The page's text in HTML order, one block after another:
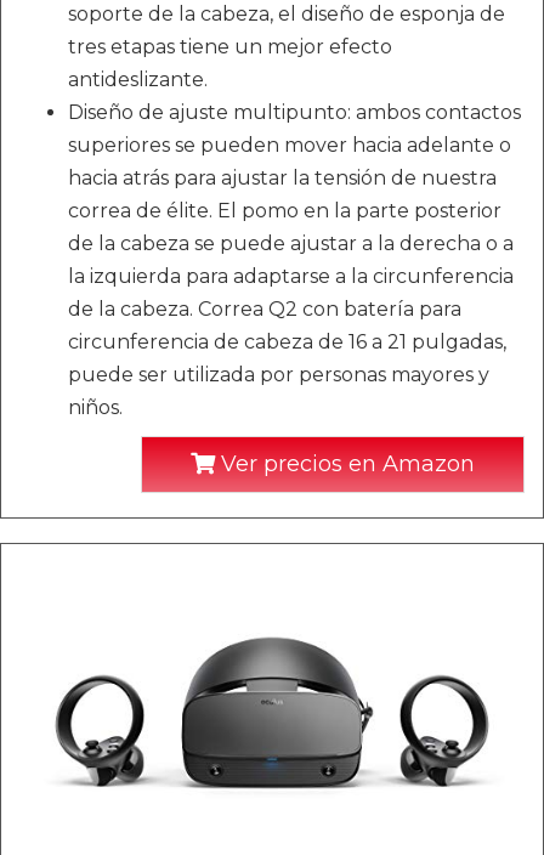
soporte de la cabeza, el diseño de esponja de
tres etapas tiene un mejor efecto
antideslizante.
Diseño de ajuste multipunto: ambos contactos
superiores se pueden mover hacia adelante o
hacia atrás para ajustar la tensión de nuestra
correa de élite. El pomo en la parte posterior
de la cabeza se puede ajustar a la derecha o a
la izquierda para adaptarse a la circunferencia
de la cabeza. Correa Q2 con batería para
circunferencia de cabeza de 16 a 21 pulgadas,
puede ser utilizada por personas mayores y
niños.
Ver precios en Amazon